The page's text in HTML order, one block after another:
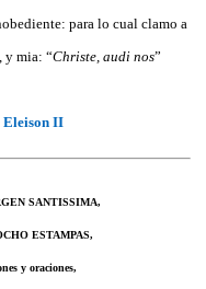
para lo cual clamo a
y mia: “Christe, audi nos”
II
SANTISSIMA,
ESTAMPAS,
y oraciones,